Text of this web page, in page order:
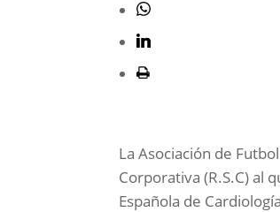
La Asociación de
Corporativa (R.S.C) al
Española de